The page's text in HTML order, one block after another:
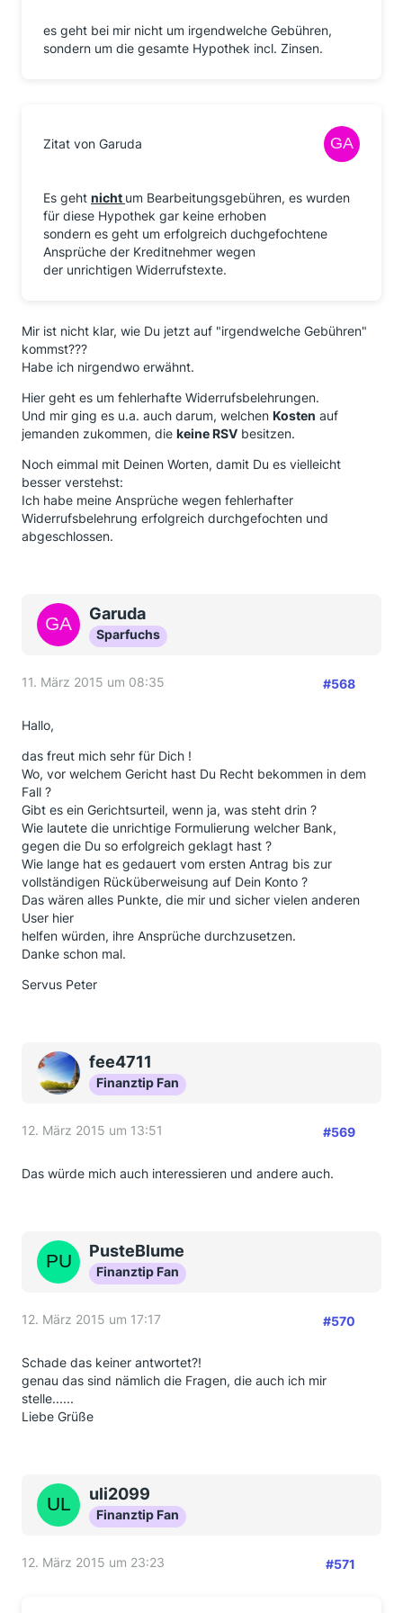
es geht bei mir nicht um irgendwelche Gebühren,
sondern um die gesamte Hypothek incl. Zinsen.
Zitat von Garuda
Es geht nicht um Bearbeitungsgebühren, es wurden
für diese Hypothek gar keine erhoben
sondern es geht um erfolgreich duchgefochtene
Ansprüche der Kreditnehmer wegen
der unrichtigen Widerrufstexte.
Mir ist nicht klar, wie Du jetzt auf "irgendwelche Gebühren"
kommst???
Habe ich nirgendwo erwähnt.
Hier geht es um fehlerhafte Widerrufsbelehrungen.
Und mir ging es u.a. auch darum, welchen Kosten auf
jemanden zukommen, die keine RSV besitzen.
Noch eimmal mit Deinen Worten, damit Du es vielleicht
besser verstehst:
Ich habe meine Ansprüche wegen fehlerhafter
Widerrufsbelehrung erfolgreich durchgefochten und
abgeschlossen.
Garuda
Sparfuchs
11. März 2015 um 08:35 #568
Hallo,
das freut mich sehr für Dich !
Wo, vor welchem Gericht hast Du Recht bekommen in dem
Fall ?
Gibt es ein Gerichtsurteil, wenn ja, was steht drin ?
Wie lautete die unrichtige Formulierung welcher Bank,
gegen die Du so erfolgreich geklagt hast ?
Wie lange hat es gedauert vom ersten Antrag bis zur
vollständigen Rücküberweisung auf Dein Konto ?
Das wären alles Punkte, die mir und sicher vielen anderen
User hier
helfen würden, ihre Ansprüche durchzusetzen.
Danke schon mal.
Servus Peter
fee4711
Finanztip Fan
12. März 2015 um 13:51 #569
Das würde mich auch interessieren und andere auch.
PusteBlume
Finanztip Fan
12. März 2015 um 17:17 #570
Schade das keiner antwortet?!
genau das sind nämlich die Fragen, die auch ich mir
stelle......
Liebe Grüße
uli2099
Finanztip Fan
12. März 2015 um 23:23 #571